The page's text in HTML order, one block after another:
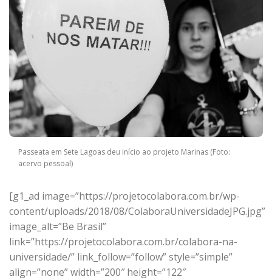
Passeata em Sete Lagoas deu início ao projeto Marinas (Foto:
acervo pessoal)
[g1_ad image=”https://projetocolabora.com.br/wp-
content/uploads/2018/08/ColaboraUniversidadeJPG.jpg”
image_alt=”Be Brasil”
link=”https://projetocolabora.com.br/colabora-na-
universidade/” link_follow=”follow” style=”simple”
align=”none” width=”200″ height=”122″